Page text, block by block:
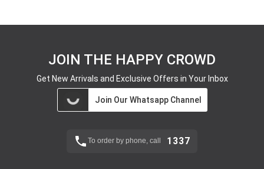
JOIN THE HAPPY CROWD
Get New Arrivals and Exclusive Offers in Your Inbox
Join Our Whatsapp Channel
To order by phone, call 1337